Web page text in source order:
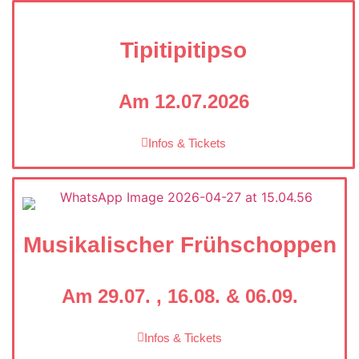
Tipitipitipso
Am 12.07.2026
Infos & Tickets
Musikalischer Frühschoppen
Am 29.07. , 16.08. & 06.09.
Infos & Tickets